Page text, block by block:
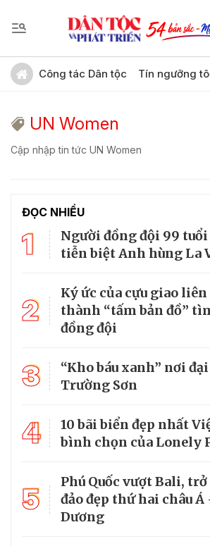
Công tác Dân tộc Tín ngưỡng
UN Women
Cập nhập tin tức UN Women
ĐỌC NHIỀU
1
Người đồng đội 99
tiễn biệt Anh hùng La
2
Ký ức của cựu giao
thành “tấm bản đồ”
đồng đội
3
“Kho báu xanh” nơi
Trường Sơn
4
10 bãi biển đẹp nhất
bình chọn của Lonely
5
Phú Quốc vượt Bali,
đảo đẹp thứ hai châu
Dương